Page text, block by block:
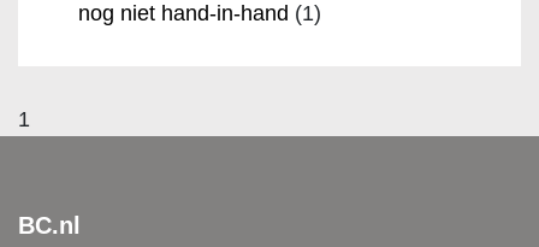
nog niet hand-in-hand (1)
1
BC.nl